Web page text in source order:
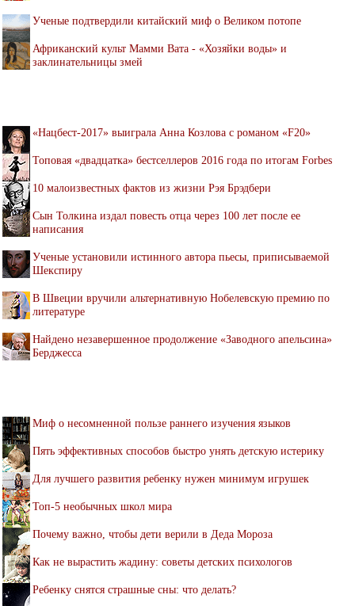
Ученые подтвердили китайский миф о Великом потопе
Африканский культ Мамми Вата - «Хозяйки воды» и
заклинательницы змей
«Нацбест-2017» выиграла Анна Козлова с романом «F20»
Топовая «двадцатка» бестселлеров 2016 года по итогам Forbes
10 малоизвестных фактов из жизни Рэя Брэдбери
Сын Толкина издал повесть отца через 100 лет после ее
написания
Ученые установили истинного автора пьесы, приписываемой
Шекспиру
В Швеции вручили альтернативную Нобелевскую премию по
литературе
Найдено незавершенное продолжение «Заводного апельсина»
Берджесса
Миф о несомненной пользе раннего изучения языков
Пять эффективных способов быстро унять детскую истерику
Для лучшего развития ребенку нужен минимум игрушек
Топ-5 необычных школ мира
Почему важно, чтобы дети верили в Деда Мороза
Как не вырастить жадину: советы детских психологов
Ребенку снятся страшные сны: что делать?